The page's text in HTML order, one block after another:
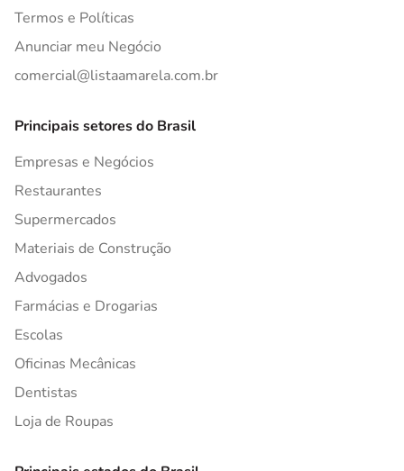
Termos e Políticas
Anunciar meu Negócio
comercial@listaamarela.com.br
Principais setores do Brasil
Empresas e Negócios
Restaurantes
Supermercados
Materiais de Construção
Advogados
Farmácias e Drogarias
Escolas
Oficinas Mecânicas
Dentistas
Loja de Roupas